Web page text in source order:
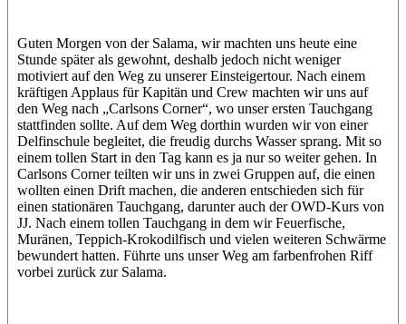
Guten Morgen von der Salama, wir machten uns heute eine
Stunde später als gewohnt, deshalb jedoch nicht weniger
motiviert auf den Weg zu unserer Einsteigertour. Nach einem
kräftigen Applaus für Kapitän und Crew machten wir uns auf
den Weg nach „Carlsons Corner“, wo unser ersten Tauchgang
stattfinden sollte. Auf dem Weg dorthin wurden wir von einer
Delfinschule begleitet, die freudig durchs Wasser sprang. Mit so
einem tollen Start in den Tag kann es ja nur so weiter gehen. In
Carlsons Corner teilten wir uns in zwei Gruppen auf, die einen
wollten einen Drift machen, die anderen entschieden sich für
einen stationären Tauchgang, darunter auch der OWD-Kurs von
JJ. Nach einem tollen Tauchgang in dem wir Feuerfische,
Muränen, Teppich-Krokodilfisch und vielen weiteren Schwärme
bewundert hatten. Führte uns unser Weg am farbenfrohen Riff
vorbei zurück zur Salama.